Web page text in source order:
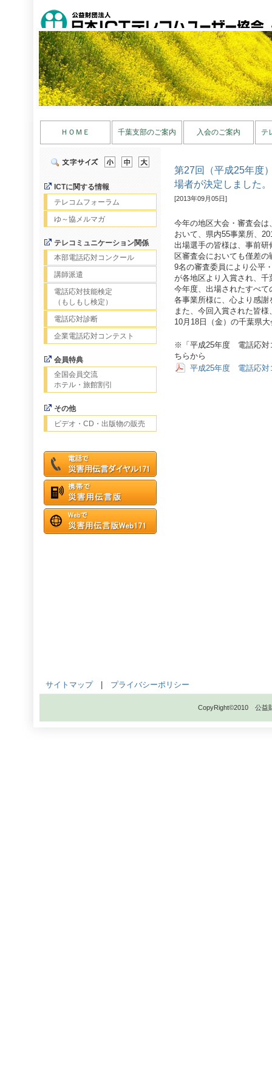
ＨＯＭＥ 千葉支部のご案内 入会のご案内 テ
ICTに関する情報
テレコムフォーラム
ゆ～協メルマガ
テレコミュニケーション関係
本部電話応対コンクール
講師派遣
電話応対技能検定
（もしもし検定）
電話応対診断
企業電話応対コンテスト
会員特典
全国会員交流
ホテル・旅館割引
その他
ビデオ・CD・出版物の販売
第27回（平成25年度
場者が決定しました。
[2013年09月05日]
今年の地区大会・審査会
おいて、県内55事業所、
出場選手の皆様は、事前
区審査会においても僅差
9名の審査委員により公平
が各地区より入賞され、
今年度、出場されたすべ
各事業所様に、心より感謝
また、今回入賞された皆
10月18日（金）の千葉県
※「平成25年度 電話応対
ちらから
平成25年度 電話応対
サイトマップ| プライバシーポリシー
CopyRight©2010 公益